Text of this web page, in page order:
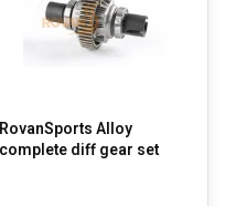
RovanSports Alloy
complete diff gear set